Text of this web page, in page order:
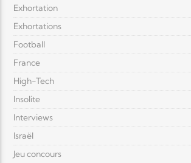
Exhortation
Exhortations
Football
France
High-Tech
Insolite
Interviews
Israël
Jeu concours